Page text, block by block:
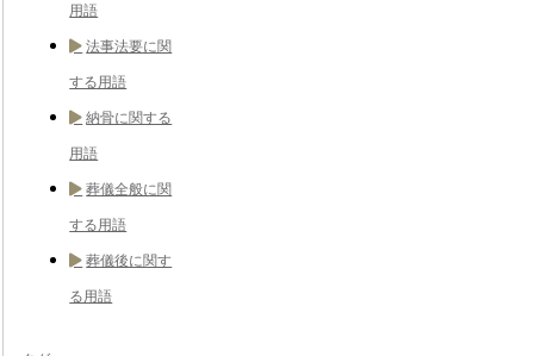
用語
法事法要に関
する用語
納骨に関する
用語
葬儀全般に関
する用語
葬儀後に関す
る用語